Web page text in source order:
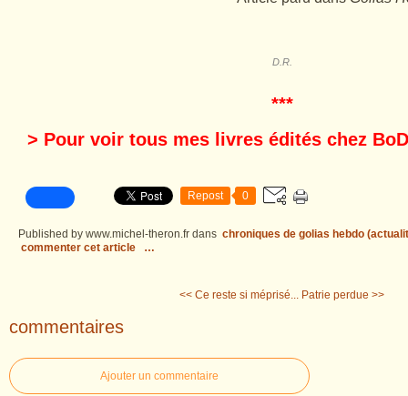
D.R.
***
> Pour voir tous mes livres édités chez
Repost 0
Published by www.michel-theron.fr dans chroniques de golias hebdo
commenter cet article
…
<< Ce reste si méprisé... Patrie perdue >>
commentaires
Ajouter un commentaire